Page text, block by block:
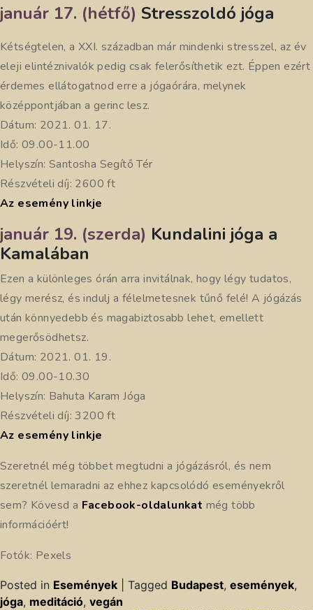
január 17. (hétfő) Stresszoldó jóga
Kétségtelen, a XXI. században már mindenki stresszel, az év
eleji elintéznivalók pedig csak felerősíthetik ezt. Éppen ezért
érdemes ellátogatnod erre a jógaórára, melynek
középpontjában a gerinc lesz.
Dátum: 2021. 01. 17.
Idő: 09.00-11.00
Helyszín: Santosha Segítő Tér
Részvételi díj: 2600 ft
Az esemény linkje
január 19. (szerda) Kundalini jóga a
Kamalában
Ezen a különleges órán arra invitálnak, hogy légy tudatos,
légy merész, és indulj a félelmetesnek tűnő felé! A jógázás
után könnyedebb és magabiztosabb lehet, emellett
megerősödhetsz.
Dátum: 2021. 01. 19.
Idő: 09.00-10.30
Helyszín: Bahuta Karam Jóga
Részvételi díj: 3200 ft
Az esemény linkje
Szeretnél még többet megtudni a jógázásról, és nem
szeretnél lemaradni az ehhez kapcsolódó eseményekről
sem? Kövesd a Facebook-oldalunkat még több
információért!
Fotók: Pexels
Posted in Események Tagged Budapest, események,
jóga, meditáció, vegán